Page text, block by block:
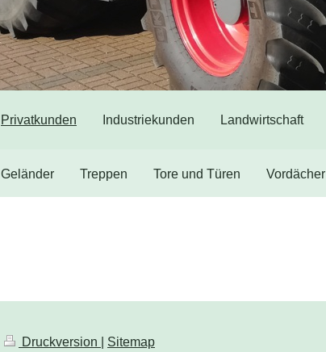
Privatkunden Industriekunden Landwirtschaft
Geländer Treppen Tore und Türen Vordächer
Druckversion Sitemap